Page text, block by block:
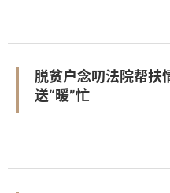
脱贫户念叨法院帮扶
送“暖”忙